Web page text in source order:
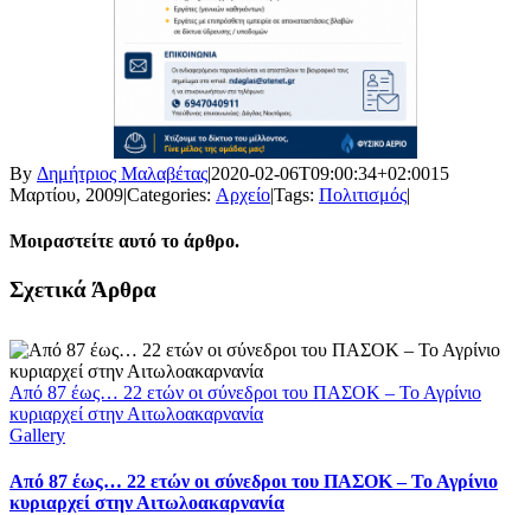
By Δημήτριος Μαλαβέτας|2020-02-06T09:00:34+02:0015
Μαρτίου, 2009|Categories: Αρχείο|Tags: Πολιτισμός|
Μοιραστείτε αυτό το άρθρο.
Facebook
X
LinkedIn
WhatsApp
Email
Σχετικά Άρθρα
Από 87 έως… 22 ετών οι σύνεδροι του ΠΑΣΟΚ – Το Αγρίνιο
κυριαρχεί στην Αιτωλοακαρνανία
Gallery
Από 87 έως… 22 ετών οι σύνεδροι του ΠΑΣΟΚ – Το Αγρίνιο
κυριαρχεί στην Αιτωλοακαρνανία